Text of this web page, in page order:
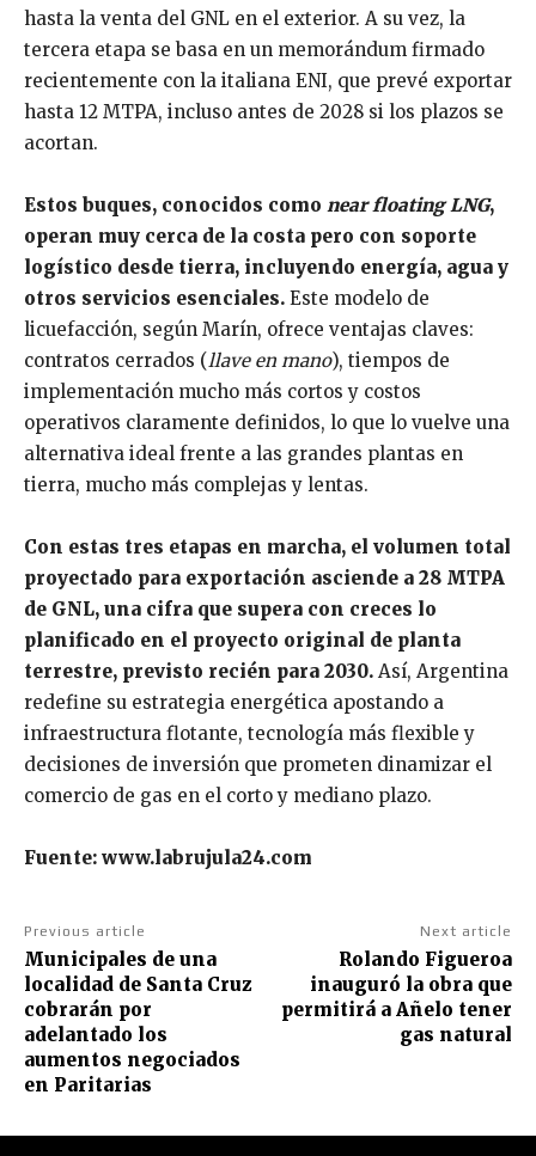
hasta la venta del GNL en el exterior. A su vez, la
tercera etapa se basa en un memorándum firmado
recientemente con la italiana ENI, que prevé exportar
hasta 12 MTPA, incluso antes de 2028 si los plazos se
acortan.
Estos buques, conocidos como near floating LNG,
operan muy cerca de la costa pero con soporte
logístico desde tierra, incluyendo energía, agua y
otros servicios esenciales. Este modelo de
licuefacción, según Marín, ofrece ventajas claves:
contratos cerrados (llave en mano), tiempos de
implementación mucho más cortos y costos
operativos claramente definidos, lo que lo vuelve una
alternativa ideal frente a las grandes plantas en
tierra, mucho más complejas y lentas.
Con estas tres etapas en marcha, el volumen total
proyectado para exportación asciende a 28 MTPA
de GNL, una cifra que supera con creces lo
planificado en el proyecto original de planta
terrestre, previsto recién para 2030. Así, Argentina
redefine su estrategia energética apostando a
infraestructura flotante, tecnología más flexible y
decisiones de inversión que prometen dinamizar el
comercio de gas en el corto y mediano plazo.
Fuente: www.labrujula24.com
Previous article
Municipales de una
localidad de Santa Cruz
cobrarán por
adelantado los
aumentos negociados
en Paritarias
Next article
Rolando Figueroa
inauguró la obra que
permitirá a Añelo tener
gas natural